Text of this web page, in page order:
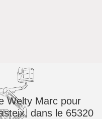
Welty Marc pour
dans le 65320